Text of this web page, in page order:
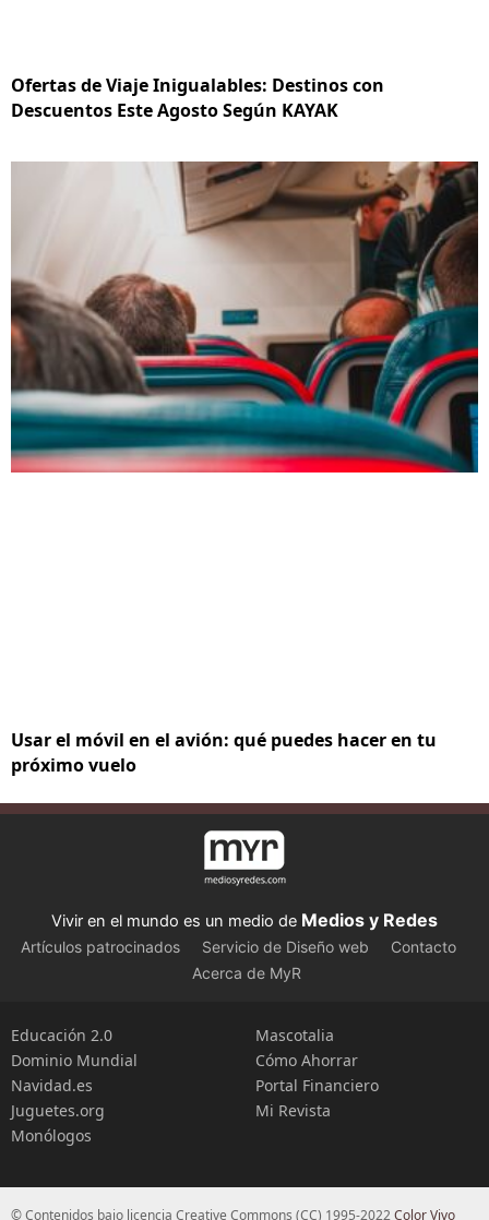
Ofertas de Viaje Inigualables: Destinos con
Descuentos Este Agosto Según KAYAK
Usar el móvil en el avión: qué puedes hacer en tu
próximo vuelo
Vivir en el mundo es un medio de Medios y Redes
Artículos patrocinados Servicio de Diseño web
Contacto
Acerca de MyR
Educación 2.0
Dominio Mundial
Navidad.es
Juguetes.org
Monólogos
Mascotalia
Cómo Ahorrar
Portal Financiero
Mi Revista
© Contenidos bajo licencia Creative Commons (CC) 1995-2022Color Vivo